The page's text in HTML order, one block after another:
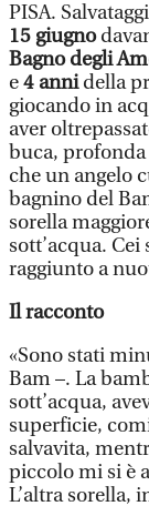
PISA.
15 giugno
Bagno degli
e4 annidella
giocando in
aver
buca,
che un angelo
bagnino del
sorella
sott’acqua.
raggiunto a
Il racconto
«Sono stati
Bam –. La
sott’acqua,
superficie,
salvavita,
piccolo mi si è
L’altra sorella,